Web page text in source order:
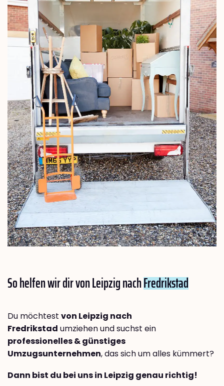
So helfen wir dir von Leipzig nachFredrikstad
Du möchtest von Leipzig nach
Fredrikstad umziehen und suchst ein
professionelles & günstiges
Umzugsunternehmen, das sich um alles kümmert?
Dann bist du bei uns in Leipzig genau richtig!